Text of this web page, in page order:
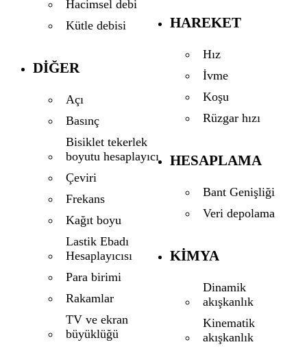
Hacimsel debi
Kütle debisi
DIĞER
Açı
Basınç
Bisiklet tekerlek
boyutu hesaplayıcı
Çeviri
Frekans
Kağıt boyu
Lastik Ebadı
Hesaplayıcısı
Para birimi
Rakamlar
TV ve ekran
büyüklüğü
HAREKET
Hız
İvme
Koşu
Rüzgar hızı
HESAPLAMA
Bant Genişliği
Veri depolama
KIMYA
Dinamik
akışkanlık
Kinematik
akışkanlık